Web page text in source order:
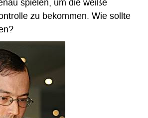
spielen, um die weiße
zu bekommen. Wie sollte